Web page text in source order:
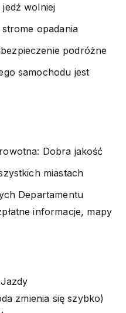
wolniej
strome opadania
podróżne
samochodu jest
Dobra jakość
miastach
Departamentu
informacje, mapy
zmienia się szybko)